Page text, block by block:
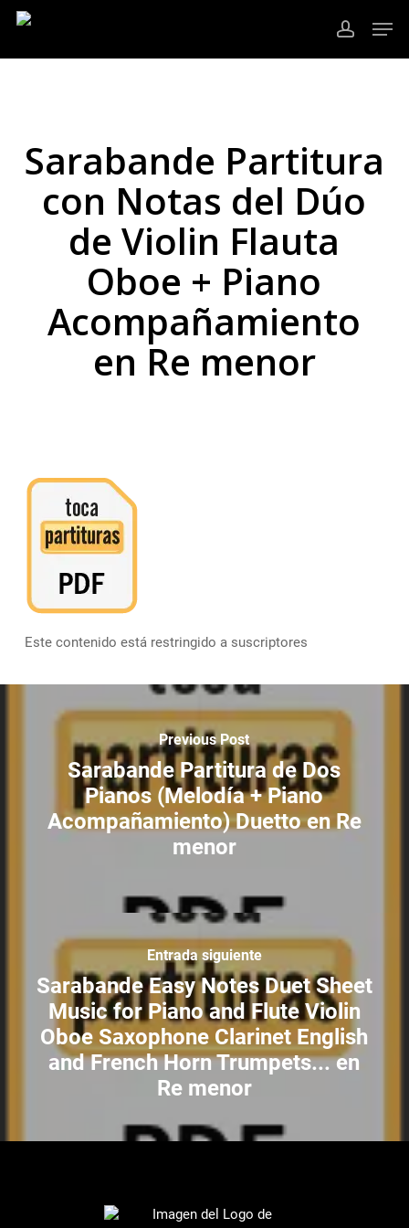
cuenta
Sarabande Partitura
con Notas del Dúo
de Violin Flauta
Oboe + Piano
Acompañamiento
en Re menor
Este contenido está restringido a suscriptores
Previous Post
Sarabande Partitura de Dos
Pianos (Melodía + Piano
Acompañamiento) Duetto en Re
menor
Entrada siguiente
Sarabande Easy Notes Duet Sheet
Music for Piano and Flute Violin
Oboe Saxophone Clarinet English
and French Horn Trumpets... en
Re menor